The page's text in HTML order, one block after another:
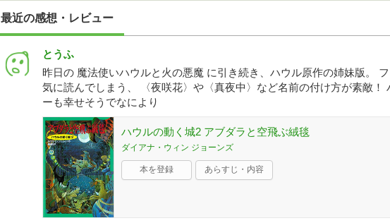
最近の感想・レビュー
とうふ
昨日の 魔法使いハウルと火の悪魔 に引き続き、ハウル原作の姉妹版。
気に読んでしまう、 〈夜咲花〉や〈真夜中〉など名前の付け方が素敵！
ーも幸せそうでなにより
ハウルの動く城2 アブダラと空飛ぶ絨毯
ダイアナ・ウィン ジョーンズ
本を登録 あらすじ・内容